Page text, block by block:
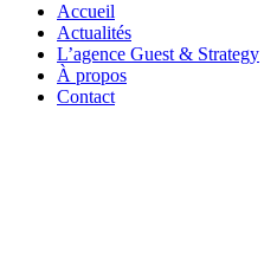
Accueil
Actualités
L’agence Guest & Strategy
À propos
Contact